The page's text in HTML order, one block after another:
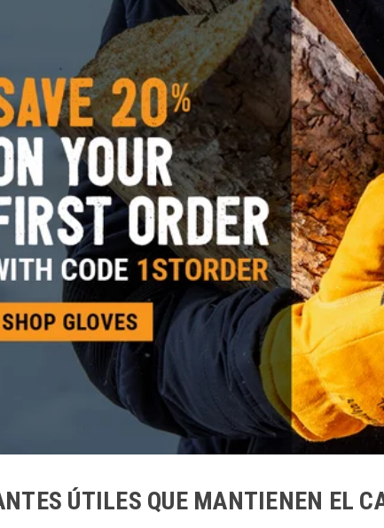
ÚTILES QUE MANTIENEN EL